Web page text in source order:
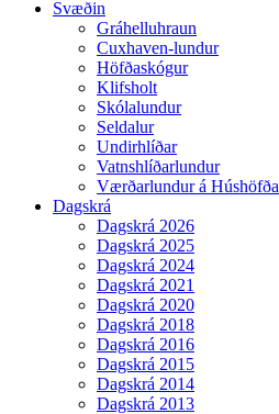
Svæðin
Gráhelluhraun
Cuxhaven-lundur
Höfðaskógur
Klifsholt
Skólalundur
Seldalur
Undirhlíðar
Vatnshlíðarlundur
Værðarlundur á Húshöfða
Dagskrá
Dagskrá 2026
Dagskrá 2025
Dagskrá 2024
Dagskrá 2021
Dagskrá 2020
Dagskrá 2018
Dagskrá 2016
Dagskrá 2015
Dagskrá 2014
Dagskrá 2013